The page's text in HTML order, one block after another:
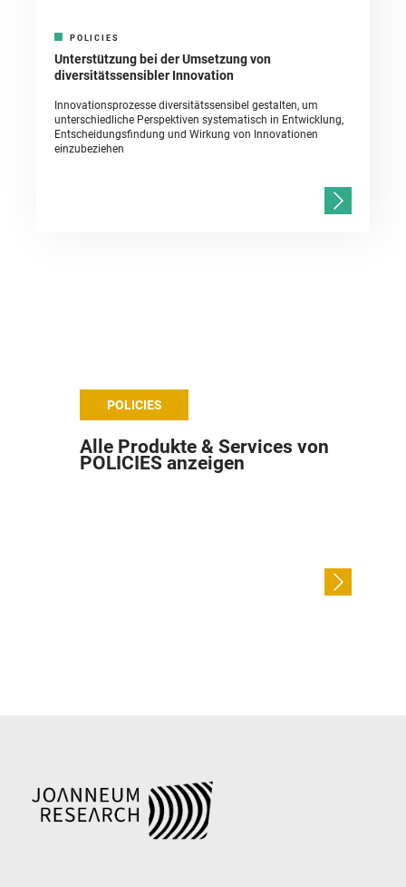
POLICIES
Unterstützung bei der Umsetzung von
diversitätssensibler Innovation
Innovationsprozesse diversitätssensibel gestalten, um
unterschiedliche Perspektiven systematisch in Entwicklung,
Entscheidungsfindung und Wirkung von Innovationen
einzubeziehen
POLICIES
Alle Produkte & Services von
POLICIES anzeigen